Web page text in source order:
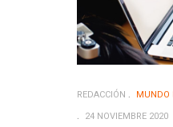
REDACCIÓN
MUNDO
24 NOVIEMBRE 2020